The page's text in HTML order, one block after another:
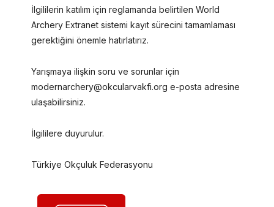
İlgililerin katılım için reglamanda belirtilen World
Archery Extranet sistemi kayıt sürecini tamamlaması
gerektiğini önemle hatırlatırız.
Yarışmaya ilişkin soru ve sorunlar için
modernarchery@okcularvakfi.org e-posta adresine
ulaşabilirsiniz.
İlgililere duyurulur.
Türkiye Okçuluk Federasyonu